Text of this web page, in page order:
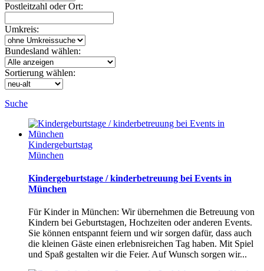
Postleitzahl oder Ort:
Umkreis:
Bundesland wählen:
Sortierung wählen:
Suche
Kindergeburtstag
München
Kindergeburtstage / kinderbetreuung bei Events in
München
Für Kinder in München: Wir übernehmen die Betreuung von
Kindern bei Geburtstagen, Hochzeiten oder anderen Events.
Sie können entspannt feiern und wir sorgen dafür, dass auch
die kleinen Gäste einen erlebnisreichen Tag haben. Mit Spiel
und Spaß gestalten wir die Feier. Auf Wunsch sorgen wir...